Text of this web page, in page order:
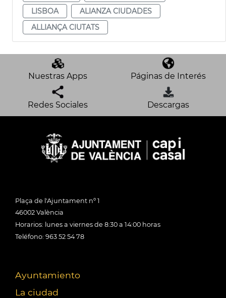
LISBOA
ALIANZA CIUDADES
ALLIANÇA CIUTATS
Nuestras Apps Páginas de Interés
Redes Sociales Descargas
Plaça de l'Ajuntament nº 1
46002 València
Horarios: lunes a viernes de 8:30 a 14:00 horas
Teléfono: 963 52 54 78
Ayuntamiento
La ciudad